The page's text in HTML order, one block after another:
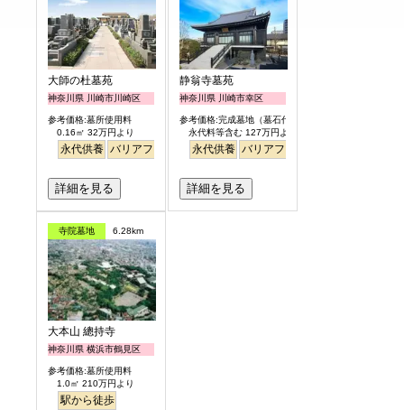
大師の杜墓苑
神奈川県 川崎市川崎区
参考価格:墓所使用料
0.16㎡ 32万円より
永代供養 バリアフリー
詳細を見る
静翁寺墓苑
神奈川県 川崎市幸区
参考価格:完成墓地（墓石代含）
永代料等含む 127万円より
永代供養 バリアフリー
詳細を見る
寺院墓地 6.28km
大本山 總持寺
神奈川県 横浜市鶴見区
参考価格:墓所使用料
1.0㎡ 210万円より
駅から徒歩